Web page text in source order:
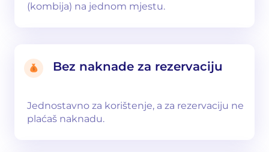
(kombija) na jednom mjestu.
Bez naknade za rezervaciju
Jednostavno za korištenje, a za rezervaciju ne
plaćaš naknadu.